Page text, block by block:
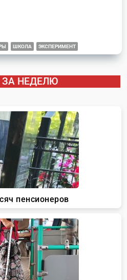
ШКОЛА ЭКСПЕРИМЕНТ
ЗА НЕДЕЛЮ